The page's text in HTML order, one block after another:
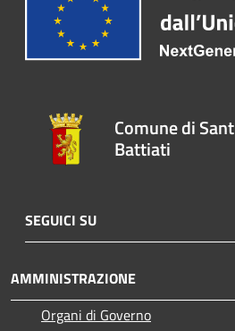
Comune di
Battiati
SEGUICI SU
AMMINISTRAZIONE
Organi di Governo